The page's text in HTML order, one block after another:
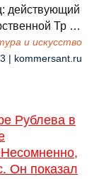
действующий
Тр …
и искусство
| kommersant.ru
Рублева в
Он показал